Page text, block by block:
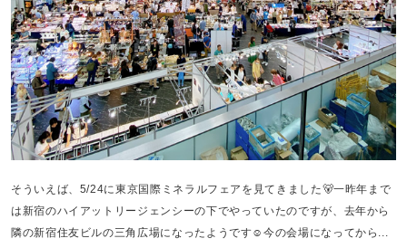
そういえば、5/24に東京国際ミネラルフェアを見てきました🐻一昨年まで
は新宿のハイアットリージェンシーの下でやっていたのですが、去年から
隣の新宿住友ビルの三角広場になったようです☺️今の会場になってから...